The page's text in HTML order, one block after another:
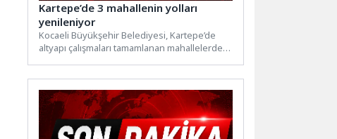
Kartepe’de 3 mahallenin yolları
yenileniyor
Kocaeli Büyükşehir Belediyesi, Kartepe’de
altyapı çalışmaları tamamlanan mahallelerde